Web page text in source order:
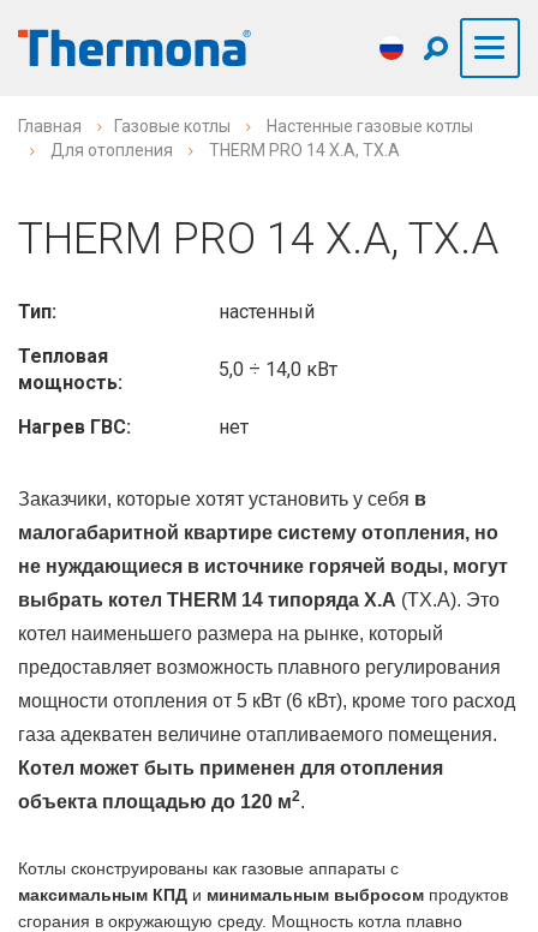
Главная Газовые котлы
Настенные газовые котлы
Для отопления
THERM PRO 14 X.A, TX.A
THERM PRO 14 X.A, TX.A
Тип:
настенный
Тепловая
мощность:
5,0 ÷ 14,0 кВт
Нагрев ГВС: нет
Заказчики, которые хотят установить у себя в
малогабаритной квартире систему отопления, но
не нуждающиеся в источнике горячей воды, могут
выбрать котел THERM 14 типоряда X.A (TX.A). Это
котел наименьшего размера на рынке, который
предоставляет возможность плавного регулирования
мощности отопления от 5 кВт (6 кВт), кроме того расход
газа адекватен величине отапливаемого помещения.
Котел может быть применен для отопления
объекта площадью до 120 м2.
Котлы сконструированы как газовые аппараты с
максимальным КПД и минимальным выбросом продуктов
сгорания в окружающую среду. Мощность котла плавно